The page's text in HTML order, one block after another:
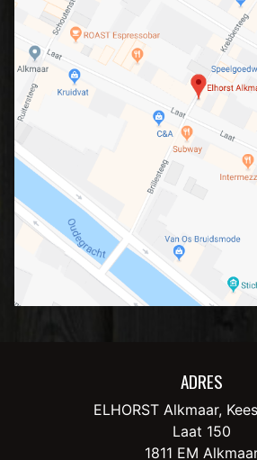
ADRES
ELHORST Alkmaar,
Laat 150
1811 EM